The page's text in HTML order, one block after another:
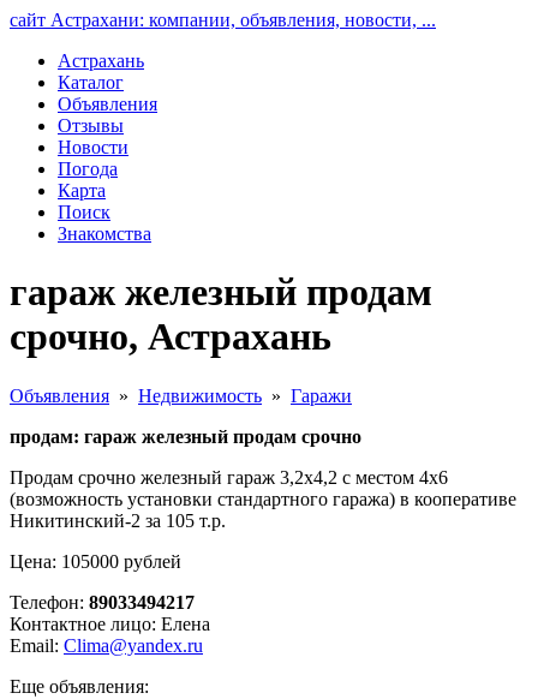
сайт Астрахани: компании, объявления, новости, ...
Астрахань
Каталог
Объявления
Отзывы
Новости
Погода
Карта
Поиск
Знакомства
гараж железный продам
срочно, Астрахань
Объявления » Недвижимость » Гаражи
продам: гараж железный продам срочно
Продам срочно железный гараж 3,2х4,2 с местом 4х6
(возможность установки стандартного гаража) в кооперативе
Никитинский-2 за 105 т.р.
Цена: 105000 рублей
Телефон: 89033494217
Контактное лицо: Елена
Email: Clima@yandex.ru
Еще объявления: